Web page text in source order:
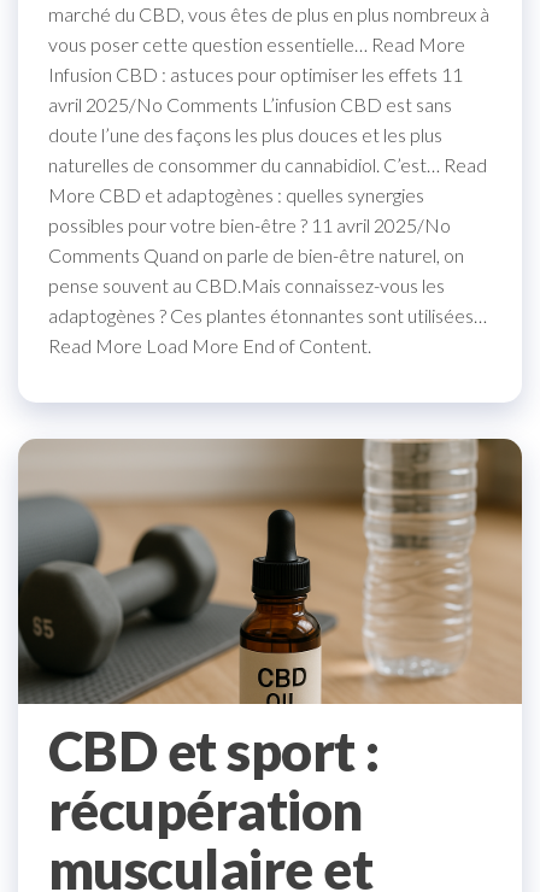
marché du CBD, vous êtes de plus en plus nombreux à
vous poser cette question essentielle… Read More
Infusion CBD : astuces pour optimiser les effets 11
avril 2025/No Comments L’infusion CBD est sans
doute l’une des façons les plus douces et les plus
naturelles de consommer du cannabidiol. C’est… Read
More CBD et adaptogènes : quelles synergies
possibles pour votre bien-être ? 11 avril 2025/No
Comments Quand on parle de bien-être naturel, on
pense souvent au CBD.Mais connaissez-vous les
adaptogènes ? Ces plantes étonnantes sont utilisées…
Read More Load More End of Content.
CBD et sport :
récupération
musculaire et